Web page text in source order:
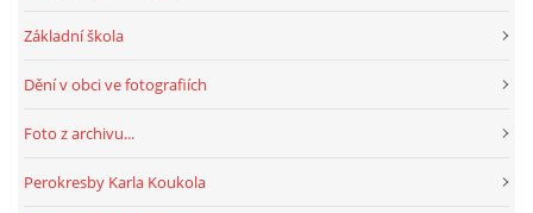
HRY, KVÍZY, VZDĚLÁVÁNÍ ON-LINE
Základní škola
Dění v obci ve fotografiích
Foto z archivu...
Perokresby Karla Koukola